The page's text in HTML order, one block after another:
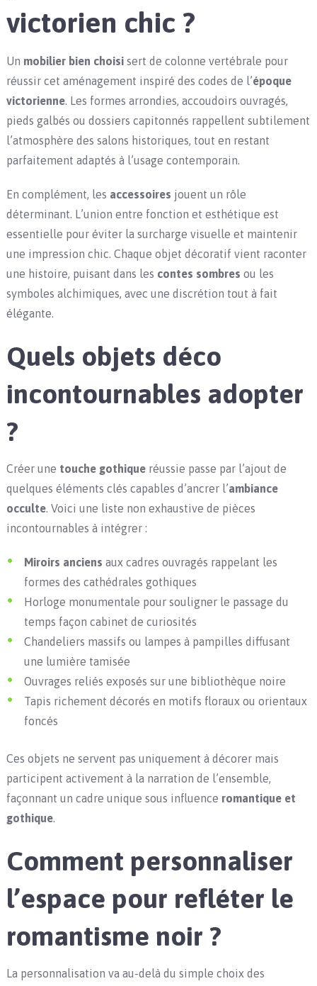
victorien chic ?
Un mobilier bien choisisert de colonne vertébrale pour
réussir cet aménagement inspiré des codes de l’époque
victorienne. Les formes arrondies, accoudoirs ouvragés,
pieds galbés ou dossiers capitonnés rappellent subtilement
l’atmosphère des salons historiques, tout en restant
parfaitement adaptés à l’usage contemporain.
En complément, les accessoires jouent un rôle
déterminant. L’union entre fonction et esthétique est
essentielle pour éviter la surcharge visuelle et maintenir
une impression chic. Chaque objet décoratif vient raconter
une histoire, puisant dans les contes sombres ou les
symboles alchimiques, avec une discrétion tout à fait
élégante.
Quels objets déco
incontournables adopter
?
Créer une touche gothiqueréussie passe par l’ajout de
quelques éléments clés capables d’ancrer l’ambiance
occulte. Voici une liste non exhaustive de pièces
incontournables à intégrer :
Miroirs anciens aux cadres ouvragés rappelant les
formes des cathédrales gothiques
Horloge monumentale pour souligner le passage du
temps façon cabinet de curiosités
Chandeliers massifs ou lampes à pampilles diffusant
une lumière tamisée
Ouvrages reliés exposés sur une bibliothèque noire
Tapis richement décorés en motifs floraux ou orientaux
foncés
Ces objets ne servent pas uniquement à décorer mais
participent activement à la narration de l’ensemble,
façonnant un cadre unique sous influence romantique et
gothique.
Comment personnaliser
l’espace pour refléter le
romantisme noir ?
La personnalisation va au-delà du simple choix des